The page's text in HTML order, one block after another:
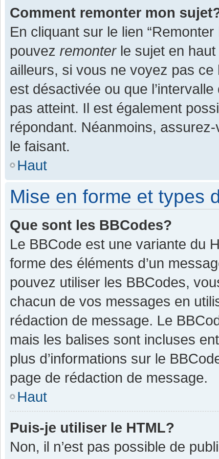
Comment remonter mon
En cliquant sur le lien
pouvez remonterle sujet en haut
ailleurs, si vous ne voyez pas
est désactivée ou que
pas atteint. Il est également
répondant. Néanmoins,
le faisant.
Haut
Mise en forme et types
Que sont les BBCodes?
Le BBCode est une variante du
forme des éléments d’un
pouvez utiliser les BBCodes,
chacun de vos messages en
rédaction de message. Le
mais les balises sont incluses
plus d’informations sur le
page de rédaction de message.
Haut
Puis-je utiliser le HTML?
Non, il n’est pas possible de